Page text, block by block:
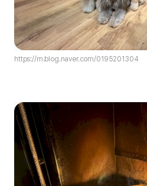
https://m.blog.naver.com/0195201304